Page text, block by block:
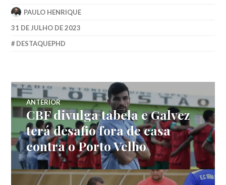
PAULO HENRIQUE
31 DE JULHO DE 2023
DESTAQUEPHD
ANTERIOR
CBF divulga tabela e Galvez
terá desafio fora de casa
contra o Porto Velho